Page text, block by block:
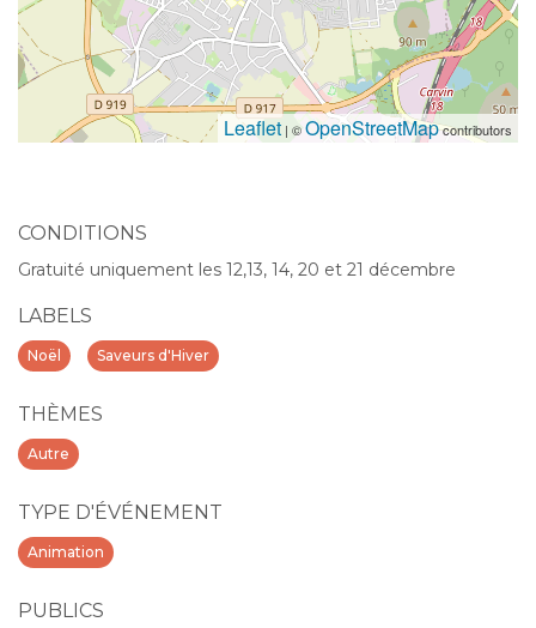
Leaflet | ©OpenStreetMapcontributors
CONDITIONS
Gratuité uniquement les 12,13, 14, 20 et 21 décembre
LABELS
Noël Saveurs d'Hiver
THÈMES
Autre
TYPE D'ÉVÉNEMENT
Animation
PUBLICS